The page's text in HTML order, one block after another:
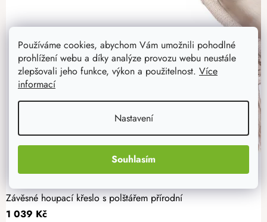
Používáme cookies, abychom Vám umožnili pohodlné
prohlížení webu a díky analýze provozu webu neustále
zlepšovali jeho funkce, výkon a použitelnost. Více
informací
Nastavení
Souhlasím
Závěsné houpací křeslo s polštářem přírodní
1 039 Kč